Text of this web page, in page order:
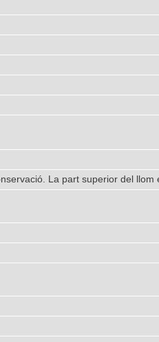
La part superior del